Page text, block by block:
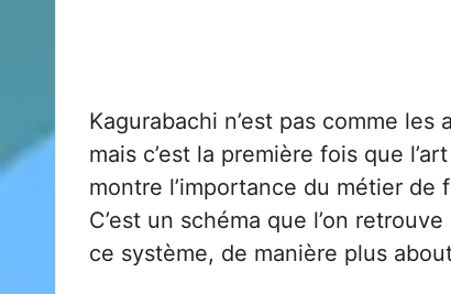
Kagurabachi n’est pas comme
mais c’est la première fois que
montre l’importance du métier
C’est un schéma que l’on retrouve
ce système, de manière plus